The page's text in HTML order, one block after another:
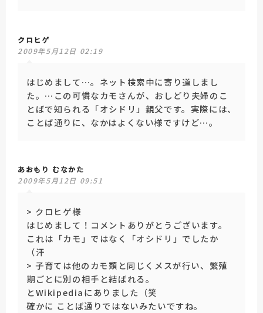
クロヒゲ
2009年5月12日 02:19
はじめまして…。ネット検索中に寄り道しまし
た。…この可憐なカモさんが、おしどり夫婦のこ
とばで知られる「オシドリ」親父です。実際には、
ことば通りに、なかはよくない様ですけど…。
あおもり むなかた
2009年5月12日 09:51
> クロヒゲ様
はじめまして！コメントありがとうございます。
これは「カモ」ではなく「オシドリ」でしたか
（汗
> 子育ては他のカモ類と同じくメスが行い、繁殖
期ごとに別の相手と結ばれる。
とWikipediaにありました（笑
確かに ことば通りではないみたいですね。